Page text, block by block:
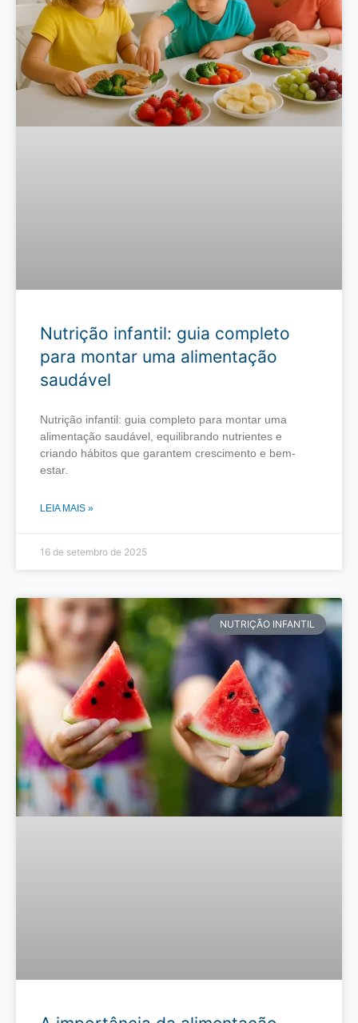
Nutrição infantil: guia completo
para montar uma alimentação
saudável
Nutrição infantil: guia completo para montar uma
alimentação saudável, equilibrando nutrientes e
criando hábitos que garantem crescimento e bem-
estar.
LEIA MAIS »
16 de setembro de 2025
NUTRIÇÃO INFANTIL